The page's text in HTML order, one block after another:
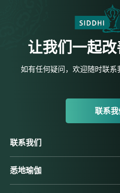
让我们一起
如有任何疑问，欢迎随时联
联系我
联系我们
悉地瑜伽